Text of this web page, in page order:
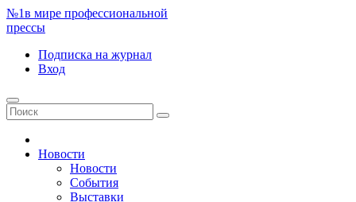
№1в мире профессиональной
прессы
Подписка на журнал
Вход
Новости
Новости
События
Выставки